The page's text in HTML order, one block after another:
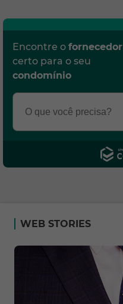
Encontre o fornecedor
certo para o seu
condomínio
WEB STORIES